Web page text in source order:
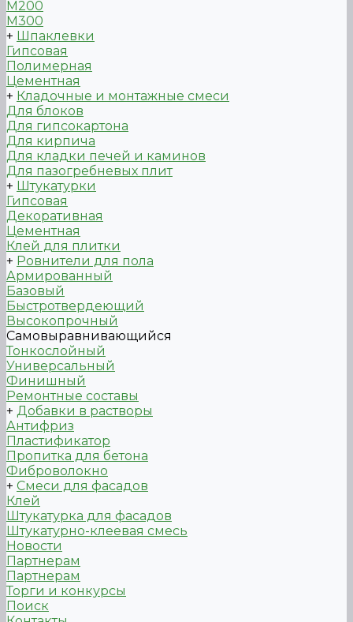
М200
М300
+ Шпаклевки
Гипсовая
Полимерная
Цементная
+ Кладочные и монтажные смеси
Для блоков
Для гипсокартона
Для кирпича
Для кладки печей и каминов
Для пазогребневых плит
+ Штукатурки
Гипсовая
Декоративная
Цементная
Клей для плитки
+ Ровнители для пола
Армированный
Базовый
Быстротвердеющий
Высокопрочный
Самовыравнивающийся
Тонкослойный
Универсальный
Финишный
Ремонтные составы
+ Добавки в растворы
Антифриз
Пластификатор
Пропитка для бетона
Фиброволокно
+ Смеси для фасадов
Клей
Штукатурка для фасадов
Штукатурно-клеевая смесь
Новости
Партнерам
Партнерам
Торги и конкурсы
Поиск